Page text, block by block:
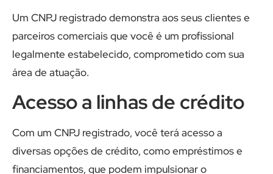
Um CNPJ registrado demonstra aos seus clientes e
parceiros comerciais que você é um profissional
legalmente estabelecido, comprometido com sua
área de atuação.
Acesso a linhas de crédito
Com um CNPJ registrado, você terá acesso a
diversas opções de crédito, como empréstimos e
financiamentos, que podem impulsionar o